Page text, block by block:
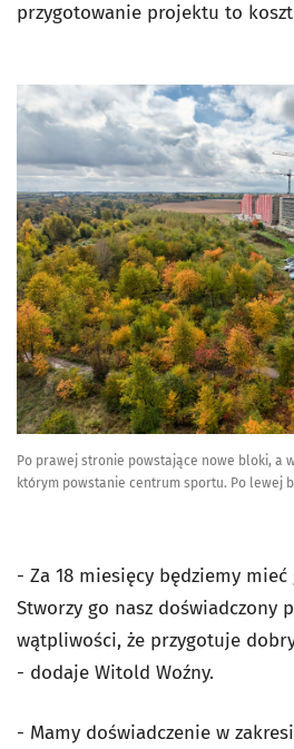
przygotowanie projektu to koszt
Po prawej stronie powstające nowe bloki, a
którym powstanie centrum sportu. Po lewej
- Za 18 miesięcy będziemy
Stworzy go nasz doświadczony
wątpliwości, że przygotuje
- dodaje Witold Woźny.
- Mamy doświadczenie w